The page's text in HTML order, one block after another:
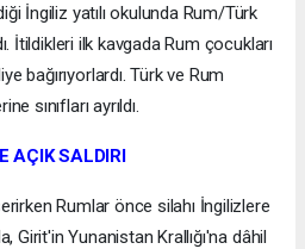
İngiliz yatılı okulunda Rum/Türk
İtildikleri ilk kavgada Rum çocukları
bağırıyorlardı. Türk ve Rum
sınıfları ayrıldı.
AÇIK SALDIRI
Rumlar önce silahı İngilizlere
Girit'in Yunanistan Krallığı'na dâhil